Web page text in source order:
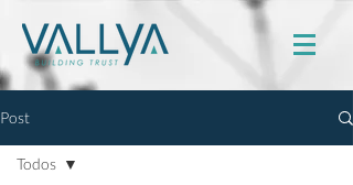
Post
Todos